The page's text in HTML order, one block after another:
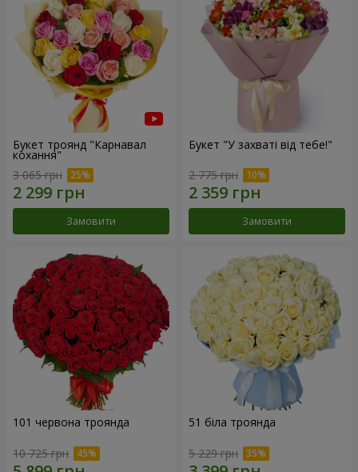
Букет троянд "Карнавал
кохання"
3 065 грн
Замовити
Букет "У захваті від тебе!"
2 775 грн
Замовити
101 червона троянда
10 725 грн
51 біла троянда
5 229 грн